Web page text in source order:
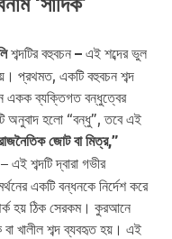
শব্দটির বহুবচন – এই শব্দের ভুল
প্রথমত, একটি বহুবচন শব্দ
একক ব্যক্তিগত বন্ধুত্বের
অনুবাদ হলো “বন্ধু”, তবে এই
জোট বা মিত্র,”
এই শব্দটি দ্বারা গভীর
একটি বন্ধনকে নির্দেশ করে
হয় ঠিক সেরকম। কুরআনে
বা খালীল শব্দ ব্যবহৃত হয়। এই